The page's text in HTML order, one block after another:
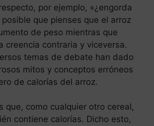
por ejemplo, «¿engorda
posible que pienses que el arroz
de peso mientras que
creencia contraria y viceversa.
temas de debate han dado
mitos y conceptos erróneos
de calorías del arroz.
que, como cualquier otro cereal,
contiene calorías. Dicho esto,